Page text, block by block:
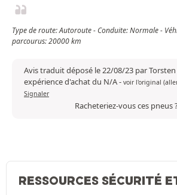
Type de route: Autoroute - Conduite: Normale -
parcourus: 20000 km
Avis traduit déposé le 22/08/23 par
expérience d'achat du N/A- voir l'original
Signaler
Racheteriez-vous ces pneus
RESSOURCES SÉCURITÉ